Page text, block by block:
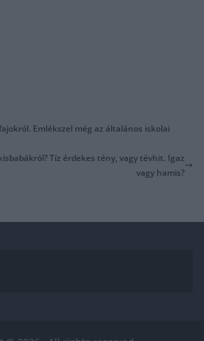
Emlékszel még az általános iskolai
Tíz érdekes tény, vagy tévhit. Igaz
vagy hamis?